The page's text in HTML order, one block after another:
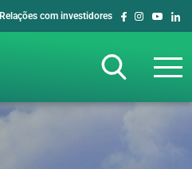
Relações com investidores